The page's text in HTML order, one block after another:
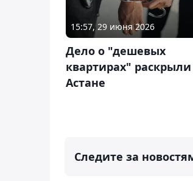
15:57, 29 июня 2026
Дело о "дешевых
квартирах"
Астане
Следите за